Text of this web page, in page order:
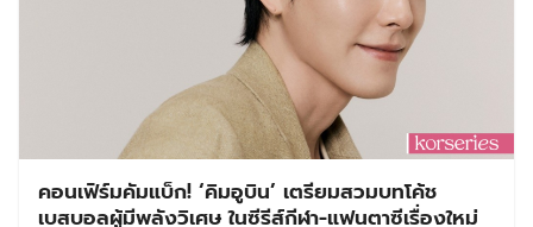
คอนเฟิร์มคัมแบ็ก! ‘คิมอูบิน’ เตรียมสวมบทโค้ช
เบสบอลผู้มีพลังวิเศษ ในซีรีส์กีฬา-แฟนตาซีเรื่องใหม่